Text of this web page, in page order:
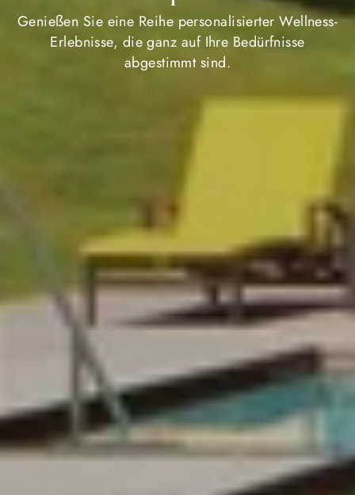
Genießen Sie eine Reihe personalisierter Wellness-
Erlebnisse, die ganz auf Ihre Bedürfnisse
abgestimmt sind.